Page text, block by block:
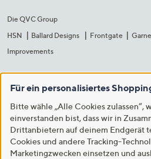
Die QVC Group
HSN
Ballard Designs Frontgate
Improvements
Für ein personalisiertes
Bitte wähle „Alle Cookies zulassen“,
einverstanden bist, dass wir in
Drittanbietern auf deinem Endgerät
Cookies und andere Tracking-
Marketingzwecken einsetzen und